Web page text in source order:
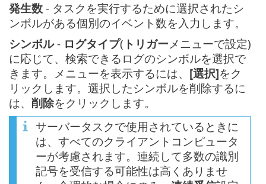
発生数 - タスクを実行するために選択されたシ
ンボルがある個別のイベント数を入力します。
シンボル- ログタイプ( トリガーメニューで設定)
に応じて、検索できるログのシンボルを選択で
きます。メニューを表示するには、 [選択]をク
リックします。選択したシンボルを削除するに
は、 削除をクリックします。
サーバータスクで使用されているときに
は、すべてのクライアントコンピュータ
ーが考慮されます。連続して多数の識別
記号を受信する可能性は高くありませ